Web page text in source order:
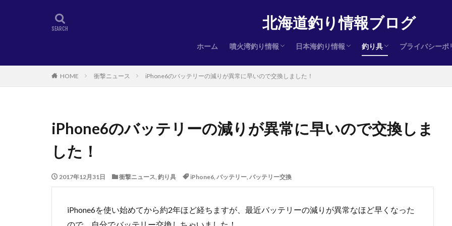
北海道釣り情報ブログ
ホーム 噴火湾釣り情報
ヒラメ
サクラマス
アキアジ（鮭）
日本海釣り情報
ヒラメ
サクラマス
アキアジ（鮭）
釣り具
ヒラメ
サクラマス
アキアジ（鮭）
インプレ
プライバシーポ
HOME 衝撃ニュース iPhone6のバッテリーの減りが異常に早いので交換しました！
iPhone6のバッテリーの減りが異常に早いので交換しま
した！
2017年12月31日 衝撃ニュース, 釣り具 iPhone6, バッテリー, バッテリー交換
iPhone6を使い始めてから約2年ほど経ちますが、最近バッテリーの減りが異常なほど早くなった